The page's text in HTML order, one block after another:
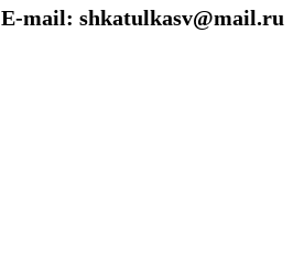
E-mail: shkatulkasv@mail.ru